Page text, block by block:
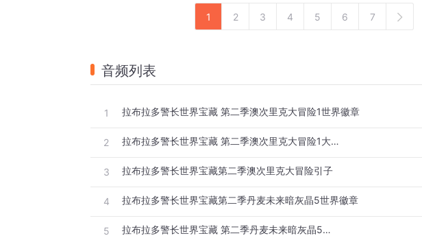
1 2 3 4 5 6 7
音频列表
1 拉布拉多警长世界宝藏 第二季澳次里克大冒险1世界徽章
2 拉布拉多警长世界宝藏 第二季澳次里克大冒险1大…
3 拉布拉多警长世界宝藏第二季澳次里克大冒险引子
4 拉布拉多警长世界宝藏第二季丹麦未来暗灰晶5世界徽章
5 拉布拉多警长世界宝藏 第二季丹麦未来暗灰晶5…